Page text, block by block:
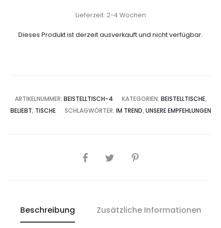
war:
ist:
Lieferzeit: 2-4 Wochen
Dieses Produkt ist derzeit ausverkauft und nicht verfügbar.
ARTIKELNUMMER: BEISTELLTISCH-4 KATEGORIEN: BEISTELLTISCHE,
BELIEBT, TISCHE SCHLAGWÖRTER: IM TREND, UNSERE EMPFEHLUNGEN
SHARE
Beschreibung Zusätzliche Informationen